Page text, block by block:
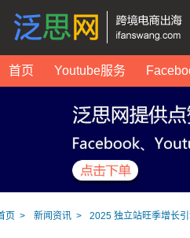
首页 Youtube服务
页 新闻资讯 2025 独立站旺季增长